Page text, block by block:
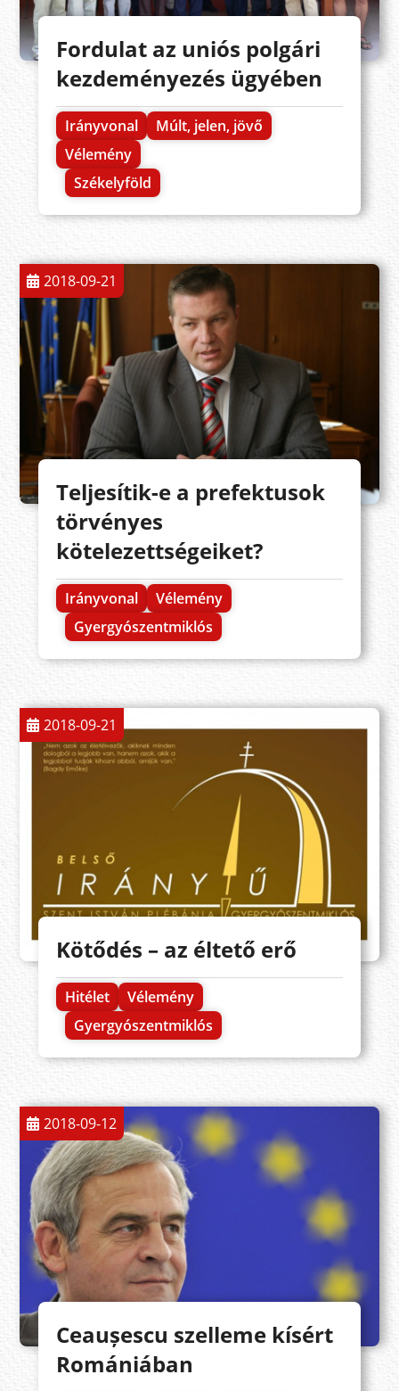
Fordulat az uniós polgári
kezdeményezés ügyében
Irányvonal
Múlt, jelen, jövő
Vélemény
Székelyföld
2018-09-21
Teljesítik-e a prefektusok
törvényes
kötelezettségeiket?
Irányvonal
Vélemény
Gyergyószentmiklós
2018-09-21
Kötődés – az éltető erő
Hitélet
Vélemény
Gyergyószentmiklós
2018-09-12
Ceaușescu szelleme kísért
Romániában